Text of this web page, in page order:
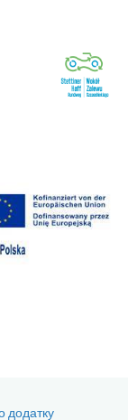
додатку